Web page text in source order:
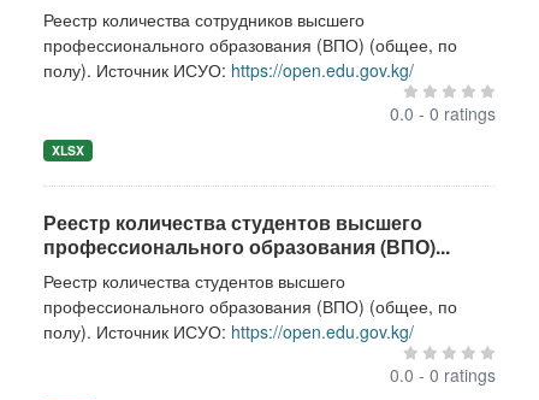
Реестр количества сотрудников высшего
профессионального образования (ВПО) (общее, по
полу). Источник ИСУО: https://open.edu.gov.kg/
0.0 - 0 ratings
XLSX
Реестр количества студентов высшего
профессионального образования (ВПО)...
Реестр количества студентов высшего
профессионального образования (ВПО) (общее, по
полу). Источник ИСУО: https://open.edu.gov.kg/
0.0 - 0 ratings